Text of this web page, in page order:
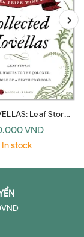
Leaf Storm,
to the Colonel,
a Death Foretold
VND
In stock